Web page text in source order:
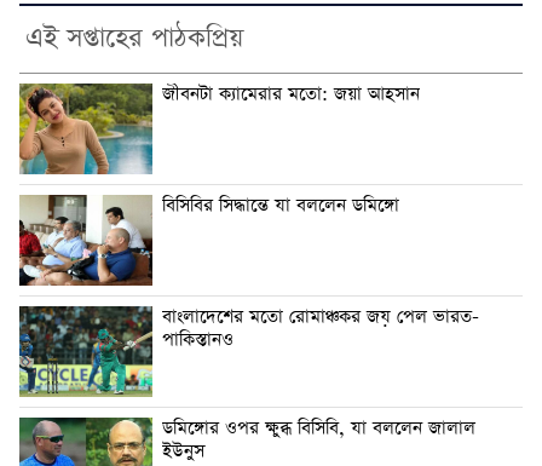
এই সপ্তাহের পাঠকপ্রিয়
জীবনটা ক্যামেরার মতো: জয়া আহসান
বিসিবির সিদ্ধান্তে যা বললেন ডমিঙ্গো
বাংলাদেশের মতো রোমাঞ্চকর জয় পেল ভারত-
পাকিস্তানও
ডমিঙ্গোর ওপর ক্ষুব্ধ বিসিবি, যা বললেন জালাল
ইউনুস